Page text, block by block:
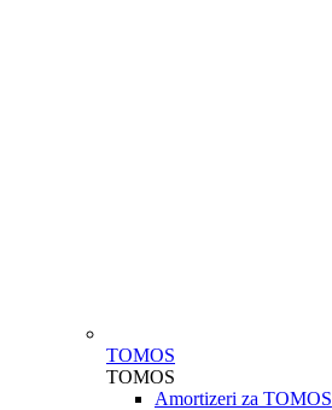
TOMOS
TOMOS
Amortizeri za TOMOS